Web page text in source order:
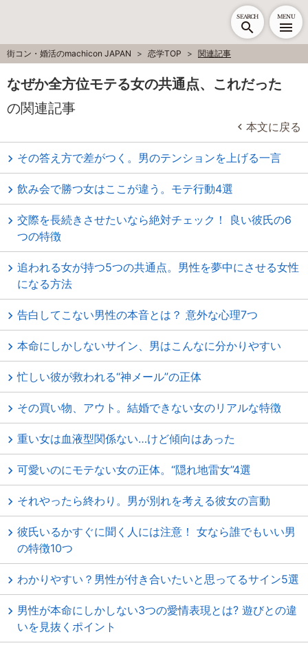
SEARCH MENU
街コン・婚活のmachicon JAPAN 恋学TOP 関連記事
なぜか全方位モテる女の共通点、これだった
の関連記事
本文に戻る
その答え方で差がつく。男のテンションを上げる一言
飲み会で勝つ女はここが違う。モテ行動4選
交際を長続きさせたいなら絶対チェック！ 良い彼氏の6
つの特徴
追われる女が持つ5つの共通点。男性を夢中にさせる女性
になる方法
告白してこない男性の本音とは？ 意外な心理7つ
本命にしかしないサイン、男はこんなに分かりやすい
忙しい彼が救われる“神メール”の正体
その買い物、アウト。結婚できない女のリアルな特徴
重い女は血液型関係ない…けど傾向はあった
可愛いのにモテない女の正体。“隠れ地雷女”4選
それやったら終わり。男が別れを考える彼女の言動
彼氏いるかすぐに聞く人には注意！ 女なら誰でもいい男
の特徴10つ
わかりやすい？男性が付き合いたいと思ってるサイン5選
男性が本命にしかしない3つの愛情表現とは? 遊びとの違
いを見抜くポイント